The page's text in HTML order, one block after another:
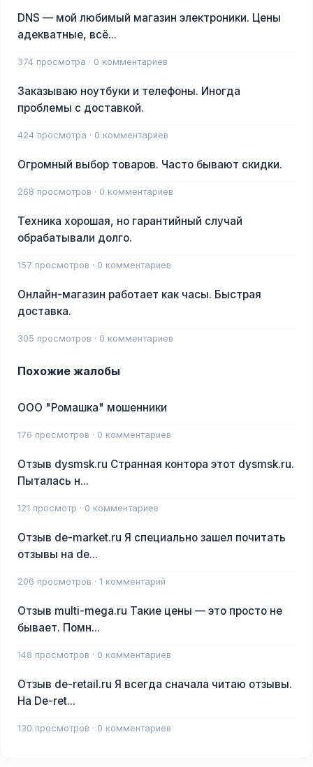
DNS — мой любимый магазин электроники. Цены
адекватные, всё...
374 просмотра · 0 комментариев
Заказываю ноутбуки и телефоны. Иногда
проблемы с доставкой.
424 просмотра · 0 комментариев
Огромный выбор товаров. Часто бывают скидки.
268 просмотров · 0 комментариев
Техника хорошая, но гарантийный случай
обрабатывали долго.
157 просмотров · 0 комментариев
Онлайн-магазин работает как часы. Быстрая
доставка.
305 просмотров · 0 комментариев
Похожие жалобы
ООО "Ромашка" мошенники
176 просмотров · 0 комментариев
Отзыв dysmsk.ru Странная контора этот dysmsk.ru.
Пыталась н...
121 просмотр · 0 комментариев
Отзыв de-market.ru Я специально зашел почитать
отзывы на de...
206 просмотров · 1 комментарий
Отзыв multi-mega.ru Такие цены — это просто не
бывает. Помн...
148 просмотров · 0 комментариев
Отзыв de-retail.ru Я всегда сначала читаю отзывы.
На De-ret...
130 просмотров · 0 комментариев